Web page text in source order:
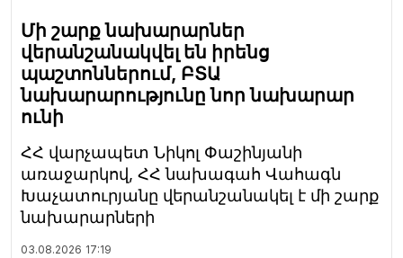
Մի շարք նախարարներ
վերանշանակվել են իրենց
պաշտոններում, ԲՏԱ
նախարարությունը նոր նախարար
ունի
ՀՀ վարչապետ Նիկոլ Փաշինյանի
առաջարկով, ՀՀ նախագահ Վահագն
Խաչատուրյանը վերանշանակել է մի շարք
նախարարների
03.08.2026 17:19